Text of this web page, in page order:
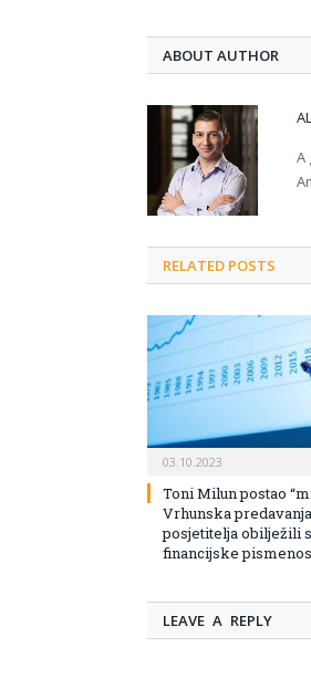
ABOUT AUTHOR
A
RELATED POSTS
03.10.2023
Toni Milun postao
Vrhunska
posjetitelja obilježili
financijske
LEAVE A REPLY